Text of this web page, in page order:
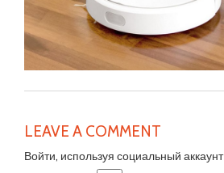
LEAVE A COMMENT
Войти, используя социальный аккаунт